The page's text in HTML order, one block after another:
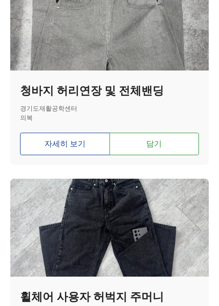
청바지 허리연장 및 전체밴딩
경기도재활공학센터
의복
자세히 보기 담기
휠체어 사용자 허벅지 주머니